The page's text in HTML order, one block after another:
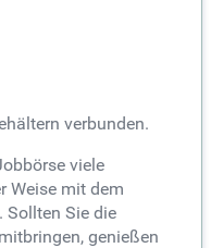
verbunden.
viele
Weise mit dem
Sollten Sie die
genießen